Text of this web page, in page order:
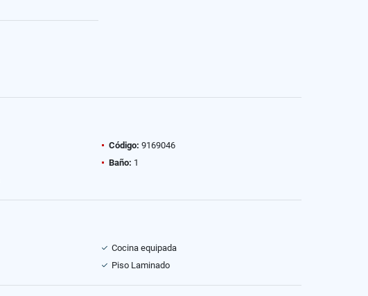
Código: 9169046
Baño: 1
Cocina equipada
Piso Laminado